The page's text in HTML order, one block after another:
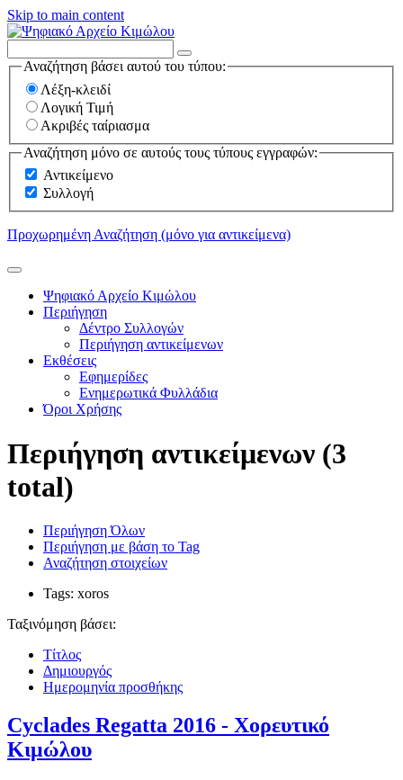
Skip to main content
Αναζήτηση βάσει αυτού του τύπου:
Λέξη-κλειδί
Λογική Τιμή
Ακριβές ταίριασμα
Αναζήτηση μόνο σε αυτούς τους τύπους εγγραφών:
Αντικείμενο
Συλλογή
Προχωρημένη Αναζήτηση (μόνο για αντικείμενα)
Ψηφιακό Αρχείο Κιμώλου
Περιήγηση
Δέντρο Συλλογών
Περιήγηση αντικείμενων
Εκθέσεις
Εφημερίδες
Ενημερωτικά Φυλλάδια
Όροι Χρήσης
Περιήγηση αντικείμενων (3
total)
Περιήγηση Όλων
Περιήγηση με βάση το Tag
Αναζήτηση στοιχείων
Tags: xoros
Ταξινόμηση βάσει:
Τίτλος
Δημιουργός
Ημερομηνία προσθήκης
Cyclades Regatta 2016 - Χορευτικό
Κιμώλου